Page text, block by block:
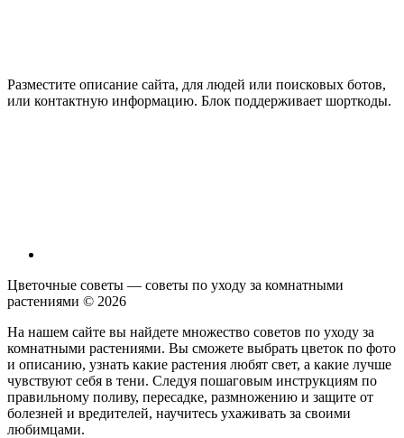
Разместите описание сайта, для людей или поисковых ботов,
или контактную информацию. Блок поддерживает шорткоды.
Цветочные советы — советы по уходу за комнатными
растениями © 2026
На нашем сайте вы найдете множество советов по уходу за
комнатными растениями. Вы сможете выбрать цветок по фото
и описанию, узнать какие растения любят свет, а какие лучше
чувствуют себя в тени. Следуя пошаговым инструкциям по
правильному поливу, пересадке, размножению и защите от
болезней и вредителей, научитесь ухаживать за своими
любимцами.